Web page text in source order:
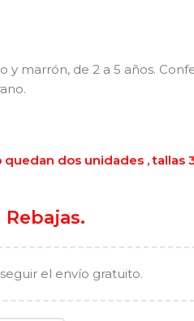
y marrón, de 2 a 5 años.
dos unidades , tallas
Rebajas.
el envío gratuito.